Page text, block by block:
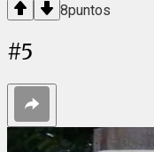
8puntos
#5